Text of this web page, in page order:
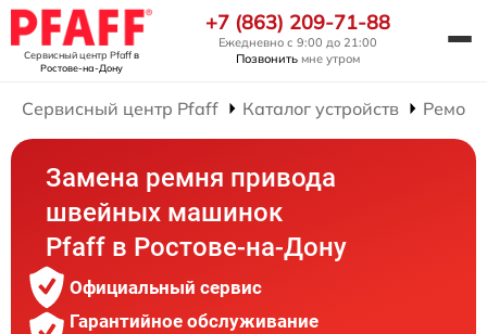
Сервисный центр Pfaffв
Ростове-на-Дону
+7 (863) 209-71-88
Ежедневно с 9:00 до 21:00
Позвонить мне утром
Сервисный центр Pfaff Каталог устройств
Замена ремня привода
швейных машинок
Pfaff в Ростове-на-Дону
Официальный сервис
Гарантийное обслуживание